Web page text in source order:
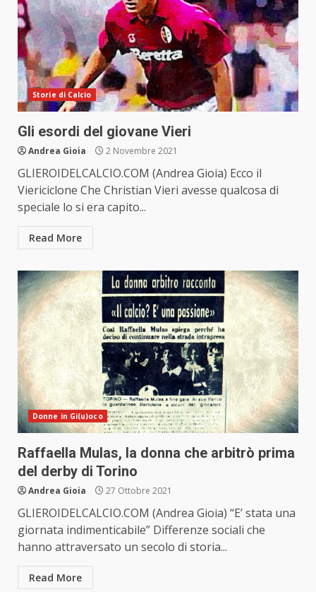
Storie di Calcio
Gli esordi del giovane Vieri
Andrea Gioia 2 Novembre 2021
GLIEROIDELCALCIO.COM (Andrea Gioia) Ecco il
Viericiclone Che Christian Vieri avesse qualcosa di
speciale lo si era capito...
Read More
Donne in Gi(u)oco
Raffaella Mulas, la donna che arbitrò prima
del derby di Torino
Andrea Gioia 27 Ottobre 2021
GLIEROIDELCALCIO.COM (Andrea Gioia) “E’ stata una
giornata indimenticabile” Differenze sociali che
hanno attraversato un secolo di storia...
Read More